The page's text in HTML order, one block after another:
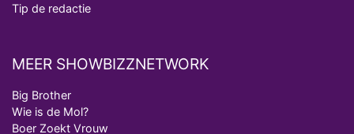
Tip de redactie
MEER SHOWBIZZNETWORK
Big Brother
Wie is de Mol?
Boer Zoekt Vrouw